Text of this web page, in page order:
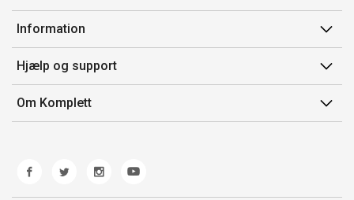
Min side
Ordrehistorik
Gavekort
Information
Salgsbetingelser
Mærker/producent
Fortrydelsesret
Hjælp og support
Kontakt os
Kundeservice
Fejl/Mangler
Fragt og levering
Om Komplett